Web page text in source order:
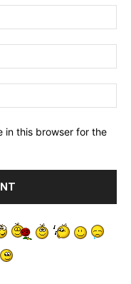
in this browser for the